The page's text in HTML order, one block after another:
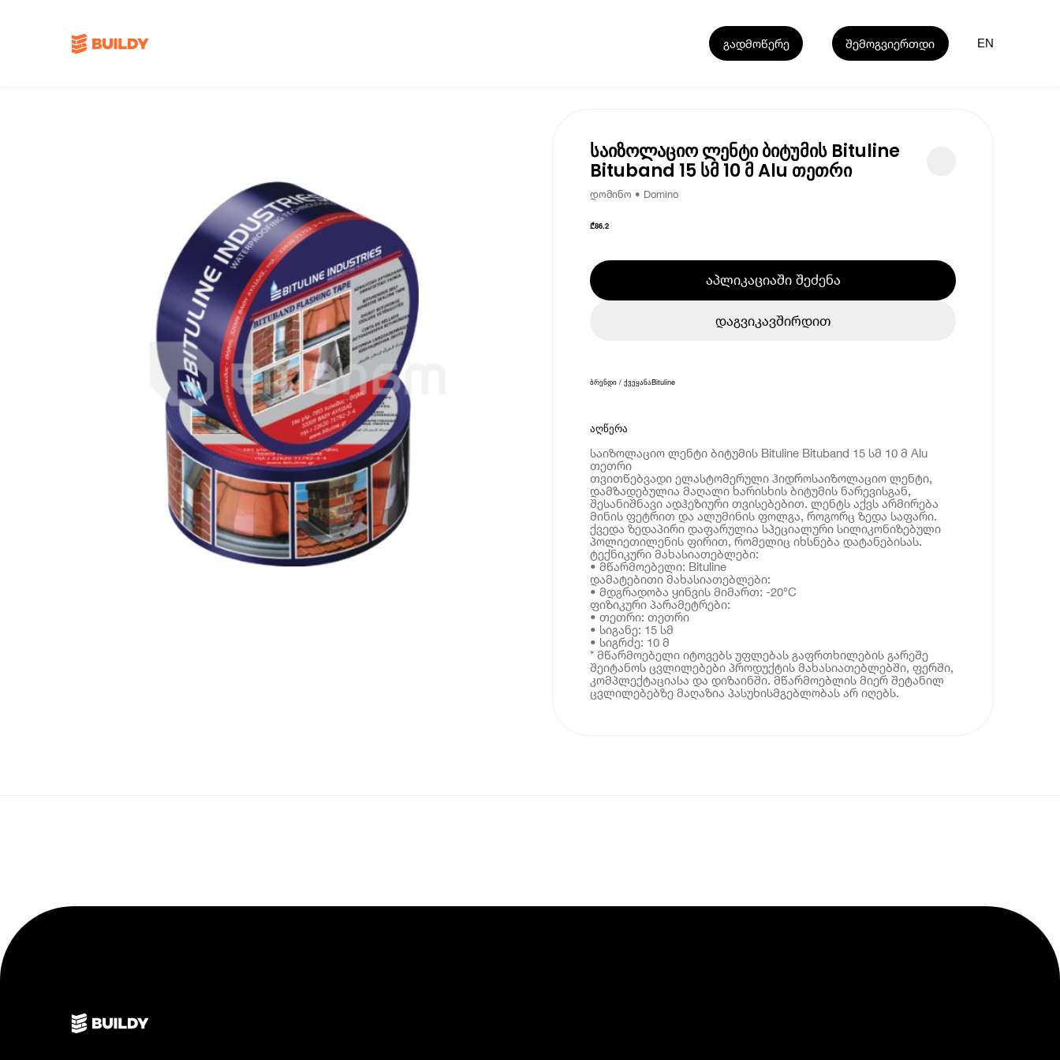
გადმოწერე შემოგვიერთდი EN
საიზოლაციო ლენტი ბიტუმის Bituline
Bituband 15 სმ 10 მ Alu თეთრი
დომინო • Domino
₾86.2
აპლიკაციაში შეძენა
დაგვიკავშირდით
ბრენდი / ქვეყანაBituline
აღწერა
საიზოლაციო ლენტი ბიტუმის Bituline Bituband 15 სმ 10 მ Alu
თეთრი
თვითწებვადი ელასტომერული ჰიდროსაიზოლაციო ლენტი,
დამზადებულია მაღალი ხარისხის ბიტუმის ნარევისგან,
შესანიშნავი ადჰეზიური თვისებებით. ლენტს აქვს არმირება
მინის ფეტრით და ალუმინის ფოლგა, როგორც ზედა საფარი.
ქვედა ზედაპირი დაფარულია სპეციალური სილიკონიზებული
პოლიეთილენის ფირით, რომელიც იხსნება დატანებისას.
ტექნიკური მახასიათებლები:
• მწარმოებელი: Bituline
დამატებითი მახასიათებლები:
• მდგრადობა ყინვის მიმართ: -20°C
ფიზიკური პარამეტრები:
• თეთრი: თეთრი
• სიგანე: 15 სმ
• სიგრძე: 10 მ
* მწარმოებელი იტოვებს უფლებას გაფრთხილების გარეშე
შეიტანოს ცვლილებები პროდუქტის მახასიათებლებში, ფერში,
კომპლექტაციასა და დიზაინში. მწარმოებლის მიერ შეტანილ
ცვლილებებზე მაღაზია პასუხისმგებლობას არ იღებს.